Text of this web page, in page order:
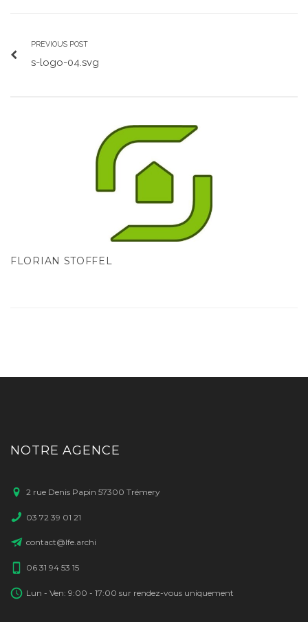
PREVIOUS POST
s-logo-04.svg
FLORIAN STOFFEL
NOTRE AGENCE
2 rue Denis Papin 57300 Trémery
03 72 39 01 21
contact@lfe.archi
06 31 94 53 15
Lun - Ven: 9:00 - 17:00 sur rendez-vous uniquement